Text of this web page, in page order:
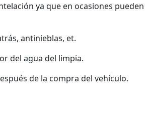
ya que en ocasiones pueden
antinieblas, et.
del agua del limpia.
de la compra del vehículo.